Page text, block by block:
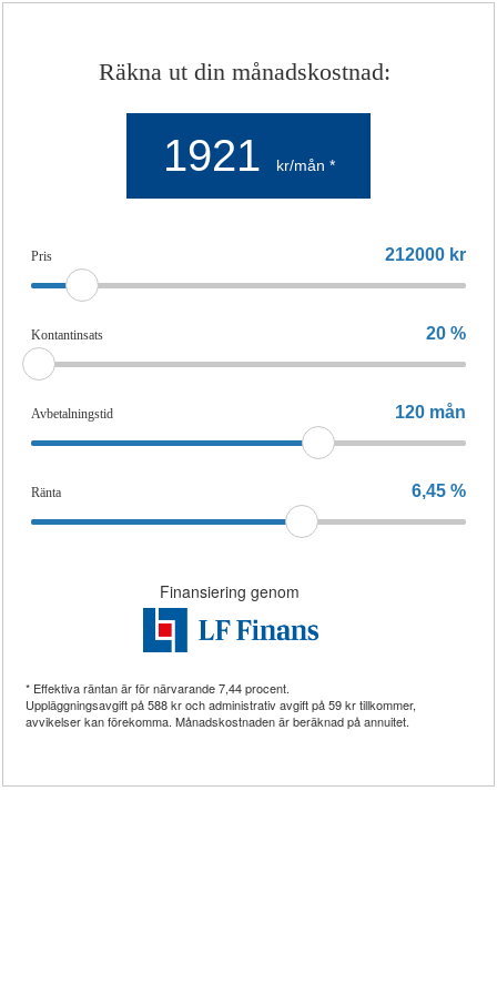
Räkna ut din månadskostnad:
1921 kr/mån *
Pris 212000 kr
Kontantinsats 20 %
Avbetalningstid 120 mån
Ränta 6,45 %
Finansiering genom
* Effektiva räntan är för närvarande7,44procent.
Uppläggningsavgift på588 kroch administrativ avgift på59 krtillkommer,
avvikelser kan förekomma. Månadskostnaden är beräknad på annuitet.